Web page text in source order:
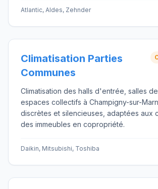
Atlantic, Aldes, Zehnder
Climatisation Parties
Communes
Climatisation des halls d'entrée, salles
espaces collectifs à Champigny-sur-
discrètes et silencieuses, adaptées aux
des immeubles en copropriété.
Daikin, Mitsubishi, Toshiba